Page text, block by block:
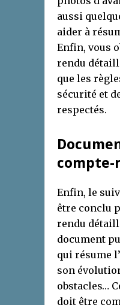
aussi
aider à
Enfin, vous
rendu
que les
sécurité et
respectés.
compte-
Enfin, le
être conclu
rendu
document
qui résume
son
obstacles…
doit être